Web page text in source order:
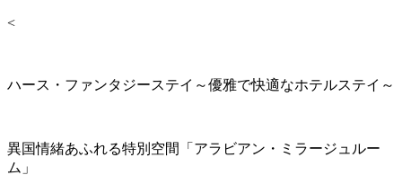
<
ハース・ファンタジーステイ～優雅で快適なホテルステイ～
異国情緒あふれる特別空間「アラビアン・ミラージュルー
ム」